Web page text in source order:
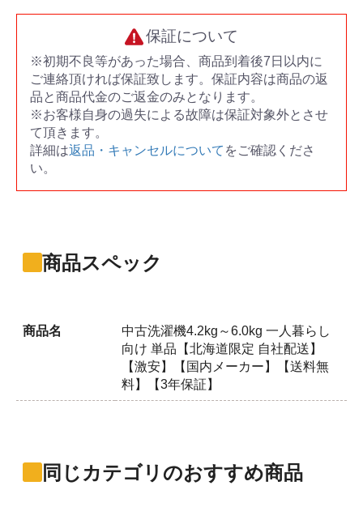
保証について
※初期不良等があった場合、商品到着後7日以内に
ご連絡頂ければ保証致します。保証内容は商品の返
品と商品代金のご返金のみとなります。
※お客様自身の過失による故障は保証対象外とさせ
て頂きます。
詳細は返品・キャンセルについて をご確認くださ
い。
商品スペック
商品名
中古洗濯機4.2kg～6.0kg 一人暮らし
向け 単品【北海道限定 自社配送】
【激安】【国内メーカー】【送料無
料】【3年保証】
同じカテゴリのおすすめ商品